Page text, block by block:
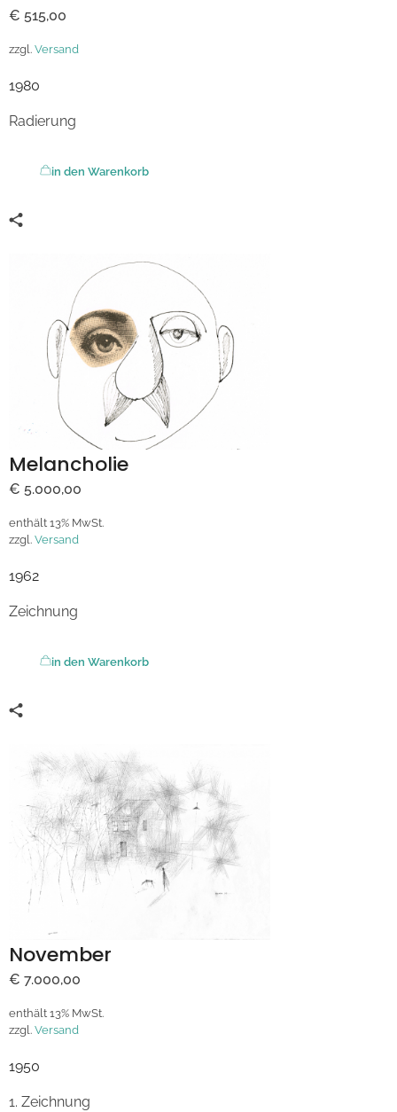
€ 515,00
zzgl. Versand
1980
Radierung
in den Warenkorb
Melancholie
€ 5.000,00
enthält 13% MwSt.
zzgl. Versand
1962
Zeichnung
in den Warenkorb
November
€ 7.000,00
enthält 13% MwSt.
zzgl. Versand
1950
Zeichnung